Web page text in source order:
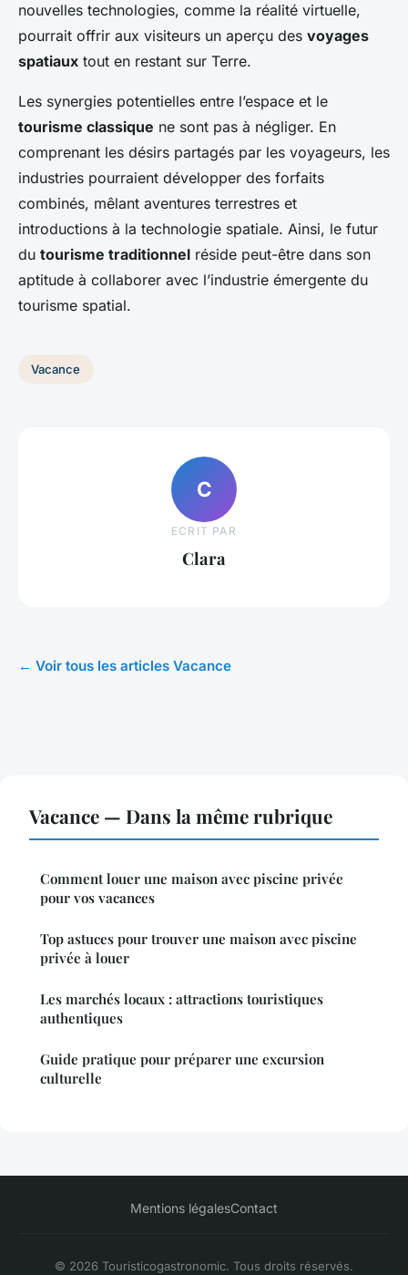
nouvelles technologies, comme la réalité virtuelle,
pourrait offrir aux visiteurs un aperçu des voyages
spatiaux tout en restant sur Terre.
Les synergies potentielles entre l’espace et le
tourisme classique ne sont pas à négliger. En
comprenant les désirs partagés par les voyageurs, les
industries pourraient développer des forfaits
combinés, mêlant aventures terrestres et
introductions à la technologie spatiale. Ainsi, le futur
du tourisme traditionnel réside peut-être dans son
aptitude à collaborer avec l’industrie émergente du
tourisme spatial.
Vacance
C
ECRIT PAR
Clara
← Voir tous les articles Vacance
Vacance — Dans la même rubrique
Comment louer une maison avec piscine privée
pour vos vacances
Top astuces pour trouver une maison avec piscine
privée à louer
Les marchés locaux : attractions touristiques
authentiques
Guide pratique pour préparer une excursion
culturelle
Mentions légalesContact
© 2026 Touristicogastronomic. Tous droits réservés.